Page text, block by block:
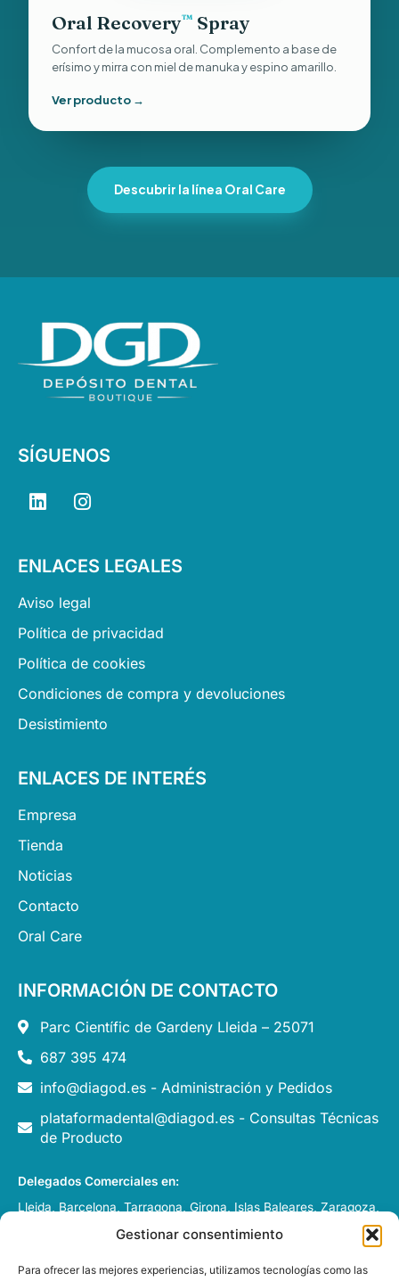
Gestionar consentimiento
Para ofrecer las mejores experiencias, utilizamos tecnologías como las
Oral Recovery™ Spray
Confort de la mucosa oral. Complemento a base de
erísimo y mirra con miel de manuka y espino amarillo.
Ver producto →
Descubrir la línea Oral Care
SÍGUENOS
L
i
e
i
n
I
n
a
r
a
m
ENLACES LEGALES
Aviso legal
Política de privacidad
Política de cookies
Condiciones de compra y devoluciones
Desistimiento
ENLACES DE INTERÉS
Empresa
Tienda
Noticias
Contacto
Oral Care
INFORMACIÓN DE CONTACTO
Parc Científic de Gardeny Lleida – 25071
687 395 474
info@diagod.es - Administración y Pedidos
plataformadental@diagod.es - Consultas Técnicas
de Producto
Delegados Comerciales en:
Lleida, Barcelona, Tarragona, Girona, Islas Baleares, Zaragoza,
Huesca, Pamplona y Andorra.
Italia, Francia y Portugal